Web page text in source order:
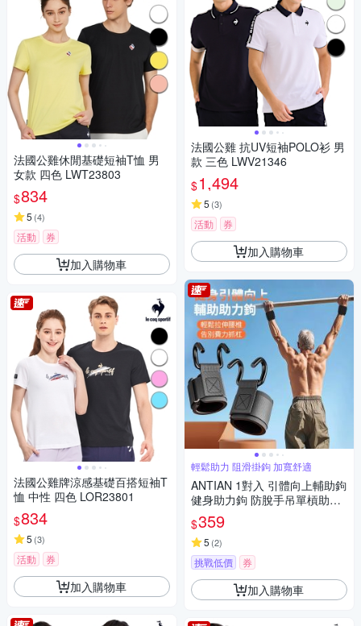
法國公雞休閒基礎短袖T恤 男
女款 四色 LWT23803
$834
5 (4)
活動 券
加入購物車
法國公雞牌涼感基礎百搭短袖T
恤 中性 四色 LOR23801
$834
5 (3)
活動 券
加入購物車
法國公雞 抗UV短袖POLO衫 男
款 三色 LWV21346
$1,494
5 (3)
活動 券
加入購物車
輕鬆助力 阻滑掛鉤 加寬舒適
ANTIAN 1對入 引體向上輔助鉤
健身助力鉤 防脫手吊單槓助力
鉤 單槓護腕勾 硬舉輔助器
$359
5 (2)
挑戰低價 券
加入購物車